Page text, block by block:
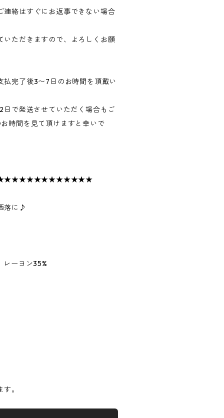
連絡はすぐにお返事できない場合
いただきますので、よろしくお願
払完了後3〜7日のお時間を頂戴い
日で発送させていただく場合もご
時間を見て頂けますと幸いで
落に♪
ーヨン35%
。